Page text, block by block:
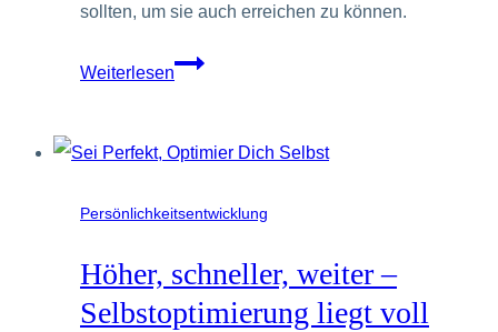
sollten, um sie auch erreichen zu können.
WeiterlesenDas
–
wie?
Persönlichkeitsentwicklung
Höher, schneller, weiter –
Selbstoptimierung liegt voll